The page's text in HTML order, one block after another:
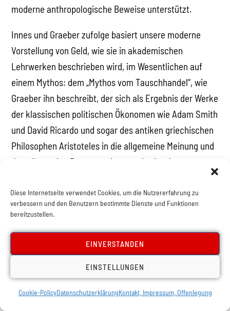
Diese Internetseite verwendet Cookies, um die Nutzererfahrung zu
verbessern und den Benutzern bestimmte Dienste und Funktionen
bereitzustellen.
EINVERSTANDEN
EINSTELLUNGEN
Cookie-PolicyDatenschutzerklärungKontakt, Impressum, Offenlegung
moderne anthropologische Beweise unterstützt.
Innes und Graeber zufolge basiert unsere moderne
Vorstellung von Geld, wie sie in akademischen
Lehrwerken beschrieben wird, im Wesentlichen auf
einem Mythos: dem „Mythos vom Tauschhandel“, wie
Graeber ihn beschreibt, der sich als Ergebnis der Werke
der klassischen politischen Ökonomen wie Adam Smith
und David Ricardo und sogar des antiken griechischen
Philosophen Aristoteles in die allgemeine Meinung und
das allgemeine Bewusstsein ausgebreitet hat.
Für die klassischen Ökonomen wurde Geld in erster
Linie als Tauschmittel betrachtet – eine einzige Ware,
die sich über alles erhebt, um allgemein akzeptiert zu
werden, um den Handel zu erleichtern. Der Gebrauch
einer speziellen Ware als Geld, wie z.B. Gold, lag in ihrer
hohen Wertdichte. Bevor es Geld gab, besagt die
Geschichte, gab es den Handel ausschließlich durch
Tausch. Das warf Schwierigkeiten auf, denn es würde